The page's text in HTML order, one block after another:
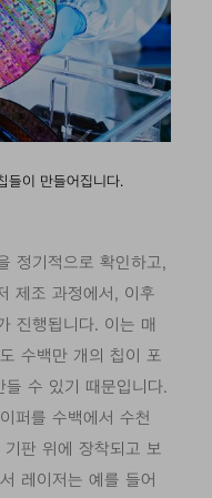
들이 만들어집니다.
정기적으로 확인하고,
제조 과정에서, 이후
진행됩니다. 이는 매
수백만 개의 칩이 포
수 있기 때문입니다.
퍼를 수백에서 수천
판 위에 장착되고 보
레이저는 예를 들어